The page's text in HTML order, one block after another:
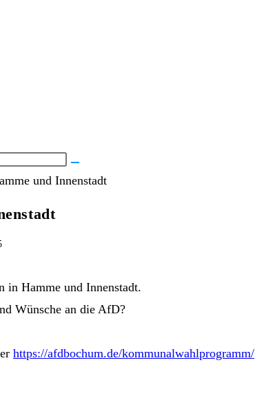
in Hamme und Innenstadt.
Wünsche an die AfD?
https://afdbochum.de/kommunalwahlprogramm/